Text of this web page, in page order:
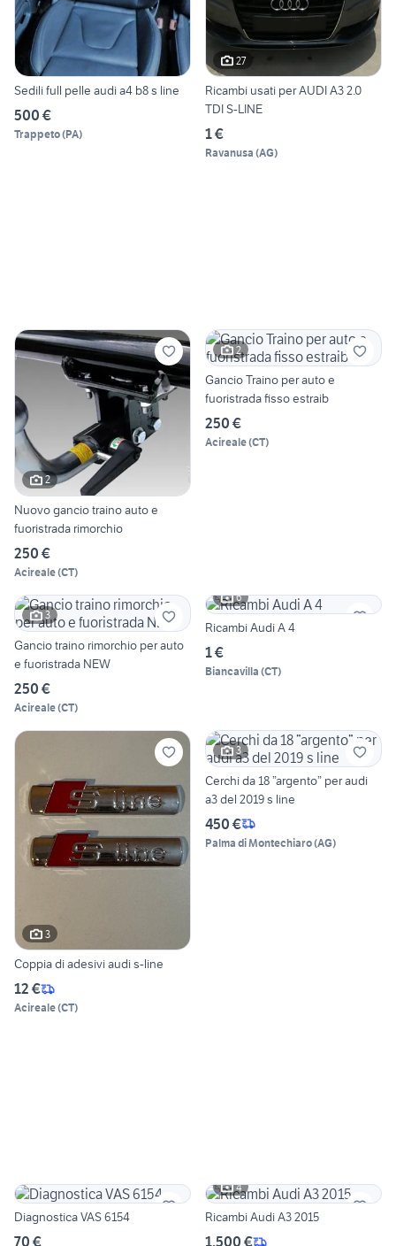
Sedili full pelle audi a4 b8 s line
500 €
Trappeto(PA)
27
Ricambi usati per AUDI A3 2.0
TDI S-LINE
1 €
Ravanusa (AG)
2
Nuovo gancio traino auto e
fuoristrada rimorchio
250 €
Acireale(CT)
2
Gancio Traino per auto e
fuoristrada fisso estraib
250 €
Acireale(CT)
3
Gancio traino rimorchio per auto
e fuoristrada NEW
250 €
Acireale(CT)
6
Ricambi Audi A 4
1 €
Biancavilla (CT)
3
Coppia di adesivi audi s-line
12 €
Acireale(CT)
3
Cerchi da 18 ”argento” per audi
a3 del 2019 s line
450 €
Palma di Montechiaro(AG)
Diagnostica VAS 6154
70 €
4
Ricambi Audi A3 2015
1.500 €